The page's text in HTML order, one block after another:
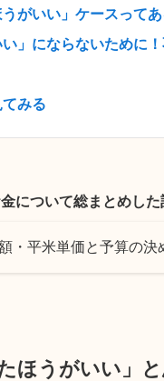
がいい」ケースってあ
」にならないために
みる
について総まとめし
・平米単価と予算の
ほうがいい」